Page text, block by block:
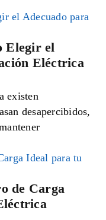
Elegir el
Eléctrica
existen
desapercibidos,
de Carga